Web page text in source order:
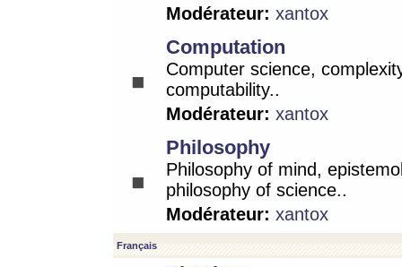
Modérateur: xantox
Computation
Computer science,
computability..
Modérateur: xantox
Philosophy
Philosophy of mind,
philosophy of science..
Modérateur: xantox
Français